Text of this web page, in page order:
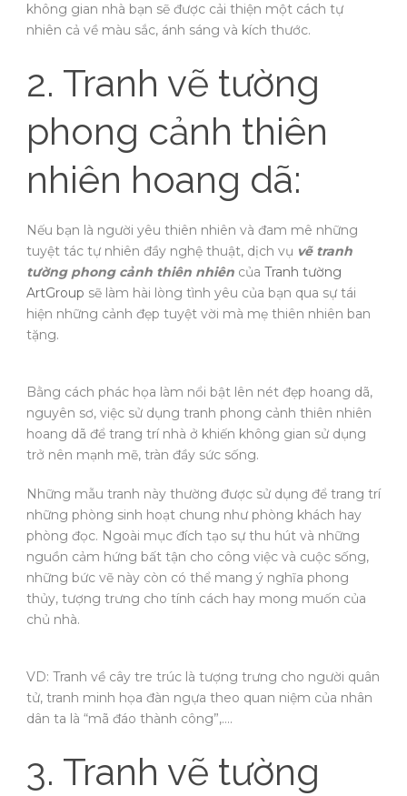
không gian nhà bạn sẽ được cải thiện một cách tự
nhiên cả về màu sắc, ánh sáng và kích thước.
2. Tranh vẽ tường
phong cảnh thiên
nhiên hoang dã:
Nếu bạn là người yêu thiên nhiên và đam mê những
tuyệt tác tự nhiên đầy nghệ thuật, dịch vụ vẽ tranh
tường phong cảnh thiên nhiên của Tranh tường
ArtGroup sẽ làm hài lòng tình yêu của bạn qua sự tái
hiện những cảnh đẹp tuyệt vời mà mẹ thiên nhiên ban
tặng.
Bằng cách phác họa làm nổi bật lên nét đẹp hoang dã,
nguyên sơ, việc sử dụng tranh phong cảnh thiên nhiên
hoang dã để trang trí nhà ở khiến không gian sử dụng
trở nên mạnh mẽ, tràn đầy sức sống.
Những mẫu tranh này thường được sử dụng để trang trí
những phòng sinh hoạt chung như phòng khách hay
phòng đọc. Ngoài mục đích tạo sự thu hút và những
nguồn cảm hứng bất tận cho công việc và cuộc sống,
những bức vẽ này còn có thể mang ý nghĩa phong
thủy, tượng trưng cho tính cách hay mong muốn của
chủ nhà.
VD: Tranh về cây tre trúc là tượng trưng cho người quân
tử, tranh minh họa đàn ngựa theo quan niệm của nhân
dân ta là “mã đáo thành công”,….
3. Tranh vẽ tường